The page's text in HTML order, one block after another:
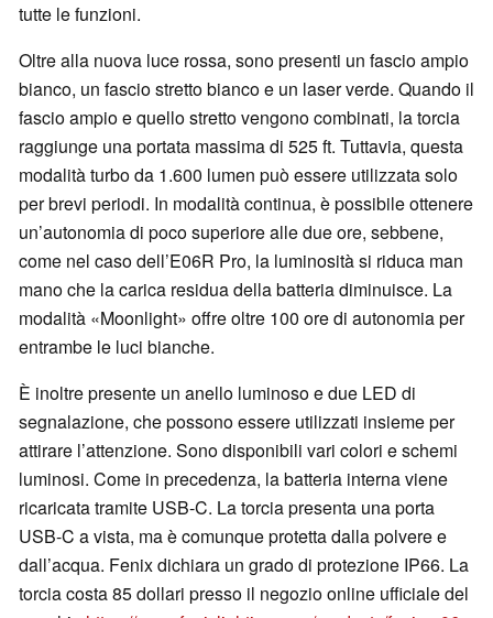
tutte le funzioni.
Oltre alla nuova luce rossa, sono presenti un fascio ampio
bianco, un fascio stretto bianco e un laser verde. Quando il
fascio ampio e quello stretto vengono combinati, la torcia
raggiunge una portata massima di 525 ft. Tuttavia, questa
modalità turbo da 1.600 lumen può essere utilizzata solo
per brevi periodi. In modalità continua, è possibile ottenere
un’autonomia di poco superiore alle due ore, sebbene,
come nel caso dell’E06R Pro, la luminosità si riduca man
mano che la carica residua della batteria diminuisce. La
modalità «Moonlight» offre oltre 100 ore di autonomia per
entrambe le luci bianche.
È inoltre presente un anello luminoso e due LED di
segnalazione, che possono essere utilizzati insieme per
attirare l’attenzione. Sono disponibili vari colori e schemi
luminosi. Come in precedenza, la batteria interna viene
ricaricata tramite USB-C. La torcia presenta una porta
USB-C a vista, ma è comunque protetta dalla polvere e
dall’acqua. Fenix dichiara un grado di protezione IP66. La
torcia costa 85 dollari presso il negozio online ufficiale del